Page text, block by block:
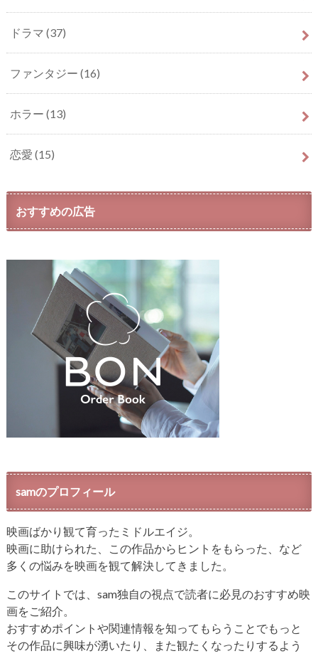
ドラマ (37)
ファンタジー (16)
ホラー (13)
恋愛 (15)
おすすめの広告
samのプロフィール
映画ばかり観て育ったミドルエイジ。
映画に助けられた、この作品からヒントをもらった、など
多くの悩みを映画を観て解決してきました。
このサイトでは、sam独自の視点で読者に必見のおすすめ映
画をご紹介。
おすすめポイントや関連情報を知ってもらうことでもっと
その作品に興味が湧いたり、また観たくなったりするよう